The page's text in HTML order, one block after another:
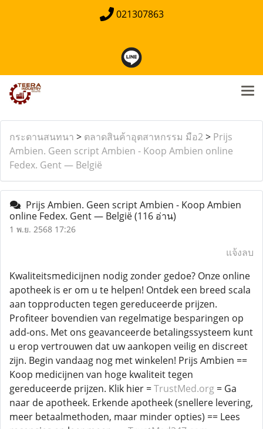
021307863
กระดานสนทนา > ตลาดสินค้าอุตสาหกรรม มือ2> Prijs
Ambien. Geen script Ambien - Koop Ambien online
Fedex. Gent — België
Prijs Ambien. Geen script Ambien - Koop Ambien
online Fedex. Gent — België(116 อ่าน)
1 พ.ย. 2568 17:26
แจ้งลบ
Kwaliteitsmedicijnen nodig zonder gedoe? Onze online
apotheek is er om u te helpen! Ontdek een breed scala
aan topproducten tegen gereduceerde prijzen.
Profiteer bovendien van regelmatige besparingen op
add-ons. Met ons geavanceerde betalingssysteem kunt
u erop vertrouwen dat uw aankopen veilig en discreet
zijn. Begin vandaag nog met winkelen! Prijs Ambien ==
Koop medicijnen van hoge kwaliteit tegen
gereduceerde prijzen. Klik hier =TrustMed.org = Ga
naar de apotheek. Erkende apotheek (snellere levering,
meer betaalmethoden, maar minder opties) == Lees